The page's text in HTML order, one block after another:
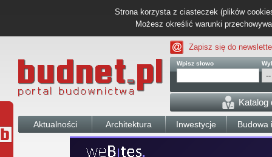
Strona korzysta z ciasteczek (plików
Możesz określić warunki
Zapisz się do
Wpisz słowo
Katalog
Aktualności Architektura Inwestycje Budowa